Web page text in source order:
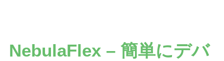
NebulaFlex – 簡単にデバ